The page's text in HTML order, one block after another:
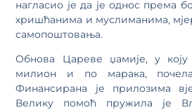
нагласио је да је однос према
хришћанима и муслиманима,
самопоштовања.
Обнова Цареве џамије, у
милион и по марака,
Финансирана је прилозима
Велику помоћ пружила је